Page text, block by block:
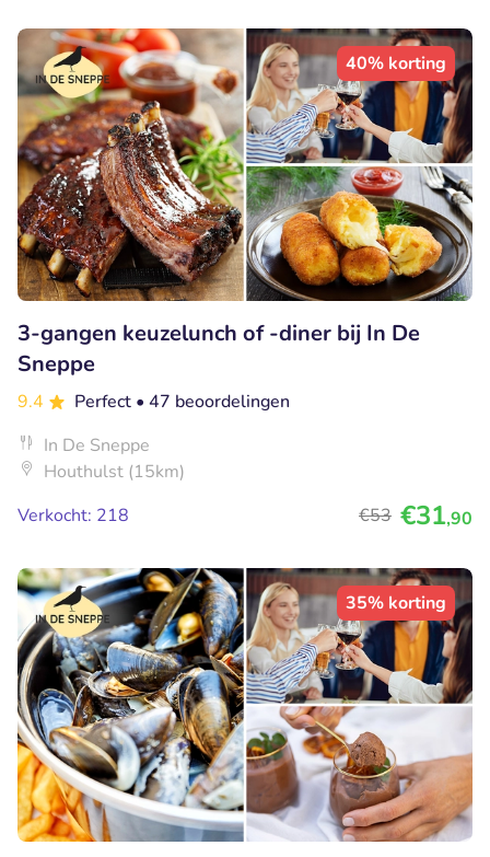
40% korting
3-gangen keuzelunch of -diner bij In De
Sneppe
9.4 Perfect • 47 beoordelingen
In De Sneppe
Houthulst (15km)
Verkocht: 218
€53 €31,90
35% korting